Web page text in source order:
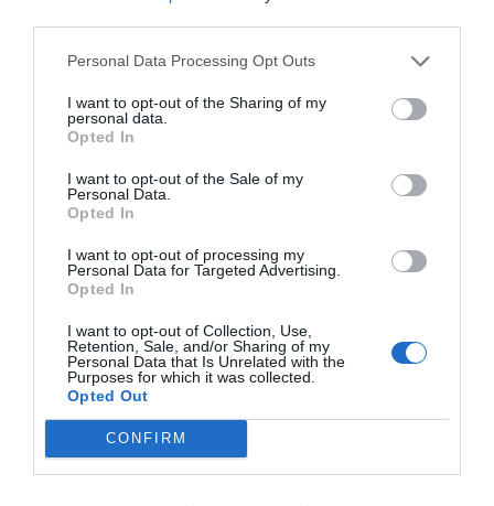
Personal Data Processing Opt Outs
I want to opt-out of the Sharing of my
personal data.
Opted In
I want to opt-out of the Sale of my
Personal Data.
Opted In
I want to opt-out of processing my
Personal Data for Targeted Advertising.
Opted In
I want to opt-out of Collection, Use,
Retention, Sale, and/or Sharing of my
Personal Data that Is Unrelated with the
Purposes for which it was collected.
Opted Out
CONFIRM